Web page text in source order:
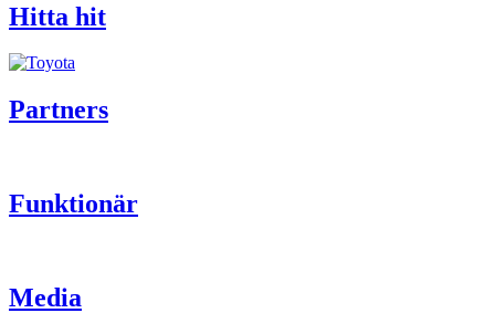
Hitta hit
Partners
Funktionär
Media